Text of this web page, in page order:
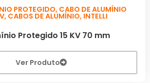
PROTEGIDO, CABO DE ALUMÍNIO
, CABOS DE ALUMÍNIO, INTELLI
Protegido 15 KV 70 mm
Ver Produto